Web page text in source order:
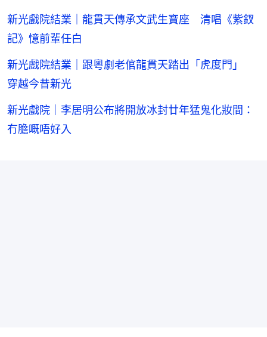
新光戲院結業｜龍貫天傳承文武生寶座 清唱《紫釵
記》憶前輩任白
新光戲院結業｜跟粵劇老倌龍貫天踏出「虎度門」
穿越今昔新光
新光戲院｜李居明公布將開放冰封廿年猛鬼化妝間：
冇膽嘅唔好入